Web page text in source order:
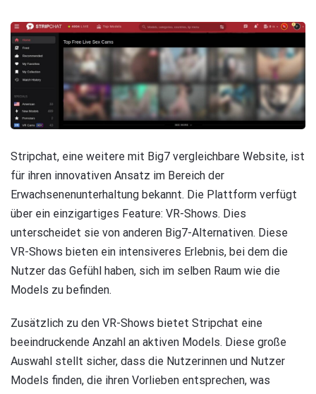
Stripchat, eine weitere mit Big7 vergleichbare Website, ist
für ihren innovativen Ansatz im Bereich der
Erwachsenenunterhaltung bekannt. Die Plattform verfügt
über ein einzigartiges Feature: VR-Shows. Dies
unterscheidet sie von anderen Big7-Alternativen. Diese
VR-Shows bieten ein intensiveres Erlebnis, bei dem die
Nutzer das Gefühl haben, sich im selben Raum wie die
Models zu befinden.
Zusätzlich zu den VR-Shows bietet Stripchat eine
beeindruckende Anzahl an aktiven Models. Diese große
Auswahl stellt sicher, dass die Nutzerinnen und Nutzer
Models finden, die ihren Vorlieben entsprechen, was